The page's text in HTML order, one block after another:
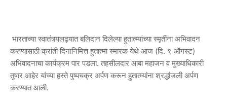
भारताच्या स्वातंत्र्यलढ्यात बलिदान दिलेल्या हुतात्म्यांच्या स्मृतींना अभिवादन
करण्यासाठी क्रांती दिनानिमित्त हुतात्मा स्मारक येथे आज (दि. ९ ऑगस्ट)
अभिवादनाचा कार्यक्रम पार पडला. तहसीलदार आबा महाजन व मुख्याधिकारी
तुषार आहेर यांच्या हस्ते पुष्पचक्र अर्पण करून हुतात्म्यांना श्रद्धांजली अर्पण
करण्यात आली.